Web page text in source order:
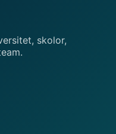
skolor,